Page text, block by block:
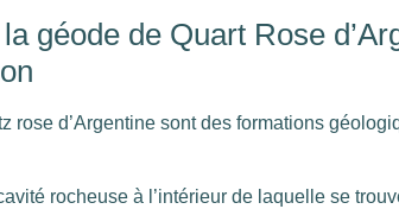
géode de Quart Rose
rose d’Argentine sont des formations
rocheuse à l’intérieur de laquelle se